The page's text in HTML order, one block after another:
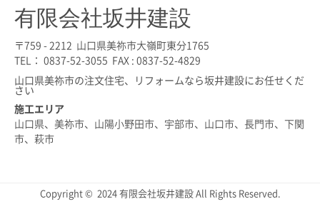
有限会社坂井建設
〒759 - 2212 山口県美祢市大嶺町東分1765
TEL： 0837-52-3055 FAX : 0837-52-4829
山口県美祢市の注文住宅、リフォームなら坂井建設にお任せくだ
さい
施工エリア
山口県、美祢市、山陽小野田市、宇部市、山口市、長門市、下関
市、萩市
Copyright © 2024 有限会社坂井建設 All Rights Reserved.